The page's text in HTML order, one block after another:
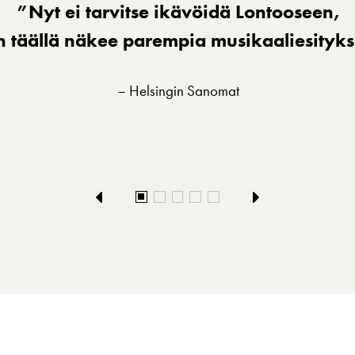
”Nyt ei tarvitse ikävöidä Lontooseen,
täällä näkee parempia
– Helsingin Sanomat
Edellinen
Seuraava